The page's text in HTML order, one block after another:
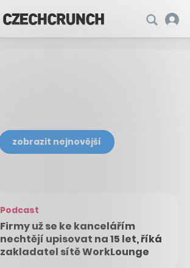
zobrazit nejnovější
Podcast
Firmy už se ke kancelářím
nechtějí upisovat na 15 let, říká
zakladatel sítě WorkLounge